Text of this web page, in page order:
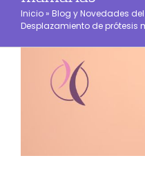
Inicio » Blog y Novedades
Desplazamiento de prótesis